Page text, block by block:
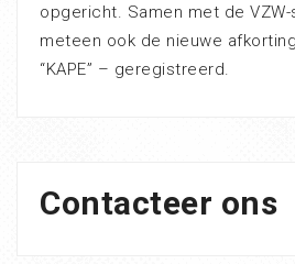
opgericht. Samen met de
meteen ook de nieuwe
“KAPE” – geregistreerd.
Contacteer ons